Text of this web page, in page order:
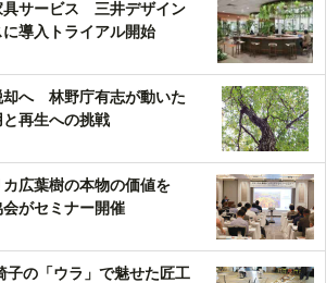
サービス 三井デザイン
導入トライアル開始
へ 林野庁有志が動いた
と再生への挑戦
広葉樹の本物の価値を
がセミナー開催
の「ウラ」で魅せた匠工